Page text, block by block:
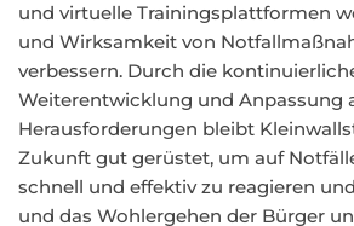
und virtuelle Trainingsplattformen
und Wirksamkeit von
verbessern. Durch die
Weiterentwicklung und Anpassung
Herausforderungen bleibt
Zukunft gut gerüstet, um auf
schnell und effektiv zu reagieren
und das Wohlergehen der Bürger